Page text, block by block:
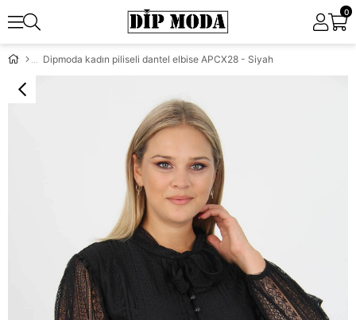
0
Dipmoda kadın piliseli dantel elbise APCX28 - Siyah